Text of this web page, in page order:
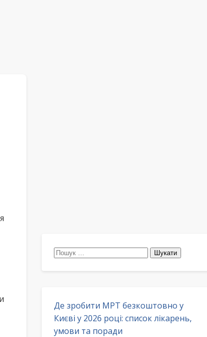
Пошук:
Де зробити МРТ безкоштовно у
Києві у 2026 році: список лікарень,
умови та поради